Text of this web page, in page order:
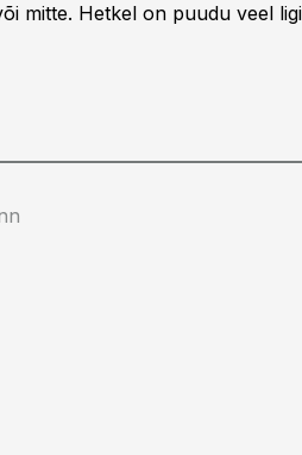
mitte. Hetkel on puudu veel